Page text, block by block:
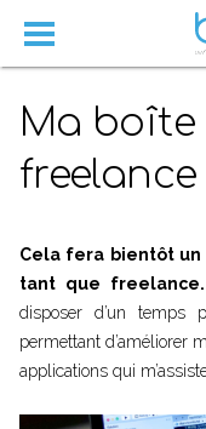
Ma boîte
freelance
Cela fera bientôt
tant que freelance.
disposer d’un temps
permettant d’améliorer
applications qui